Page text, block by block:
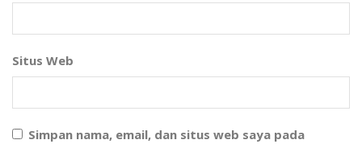
Situs Web
Simpan nama, email, dan situs web saya pada